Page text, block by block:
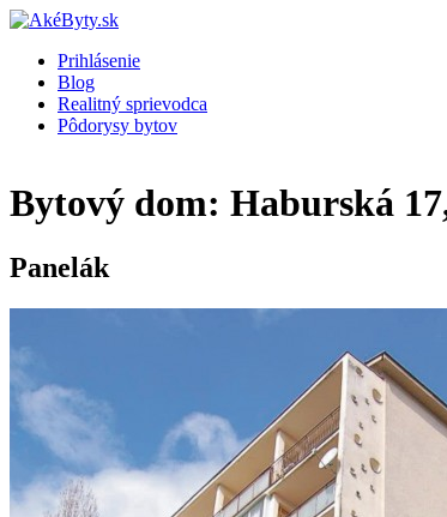
Prihlásenie
Blog
Realitný sprievodca
Pôdorysy bytov
Bytový dom: Haburská
Panelák